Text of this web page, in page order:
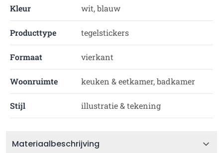
Kleur wit, blauw
Producttype tegelstickers
Formaat vierkant
Woonruimte keuken & eetkamer, badkamer
Stijl illustratie & tekening
Materiaalbeschrijving